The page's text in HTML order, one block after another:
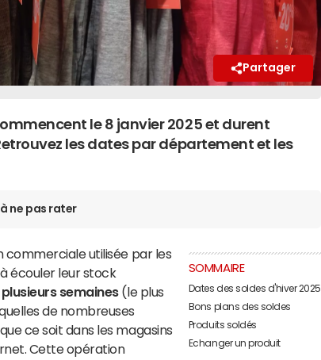
Partager
le 8 janvier 2025 et durent
les dates par département et les
à ne pas rater
SOMMAIRE
Dates des soldes d'hiver 2025
Bons plans des soldes
Produits soldés
Echanger un produit
commerciale utilisée par les
écouler leur stock
semaines(le plus
de nombreuses
ce soit dans les magasins
Cette opération